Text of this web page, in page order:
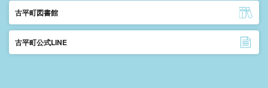
古平町図書館
古平町公式LINE